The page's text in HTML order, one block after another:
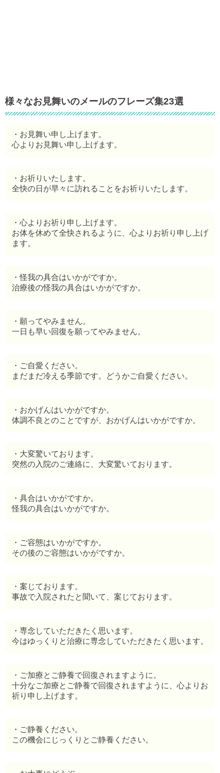
様々なお見舞いのメールのフレーズ集23選
・お見舞い申し上げます。
心よりお見舞い申し上げます。
・お祈りいたします。
全快の日が早々に訪れることをお祈りいたします。
・心よりお祈り申し上げます。
お体を休めて全快されるように、心よりお祈り申し上げ
ます。
・怪我の具合はいかがですか。
治療後の怪我の具合はいかがですか。
・願ってやみません。
一日も早い回復を願ってやみません。
・ご自愛ください。
まだまだ冷える季節です。どうかご自愛ください。
・おかげんはいかがですか。
体調不良とのことですが、おかげんはいかがですか。
・大変驚いております。
突然の入院のご連絡に、大変驚いております。
・具合はいかがですか。
怪我の具合はいかがですか。
・ご容態はいかがですか。
その後のご容態はいかがですか。
・案じております。
事故で入院されたと聞いて、案じております。
・専念していただきたく思います。
今はゆっくりと治療に専念していただきたく思います。
・ご加療とご静養で回復されますように。
十分なご加療とご静養で回復されますように、心よりお
祈り申し上げます。
・ご静養ください。
この機会にじっくりとご静養ください。